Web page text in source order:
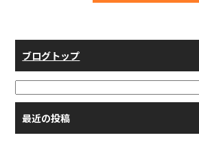
ブログトップ
最近の投稿